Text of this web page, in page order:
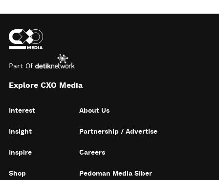
Part Of
Explore CXO Media
Interest
Insight
Inspire
Shop
About Us
Partnership / Advertise
Careers
Pedoman Media Siber